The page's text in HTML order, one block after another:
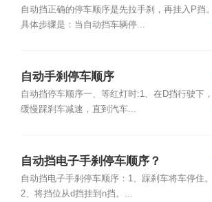
自动挡正确的停车顺序是先拉手刹，再挂入P挡。
具体步骤是：当自动挡车辆停...
自动手刹停车顺序
自动挡停车顺序一、等红灯时:1、在D挡行驶下，
缓慢踩刹车减速，直到汽车...
自动挡电子手刹停车顺序？
自动挡电子手刹停车顺序：1、踩刹车将车停住。
2、将挡位从d挡挂到n挡。...